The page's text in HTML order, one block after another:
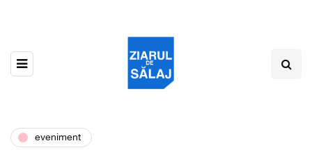
eveniment